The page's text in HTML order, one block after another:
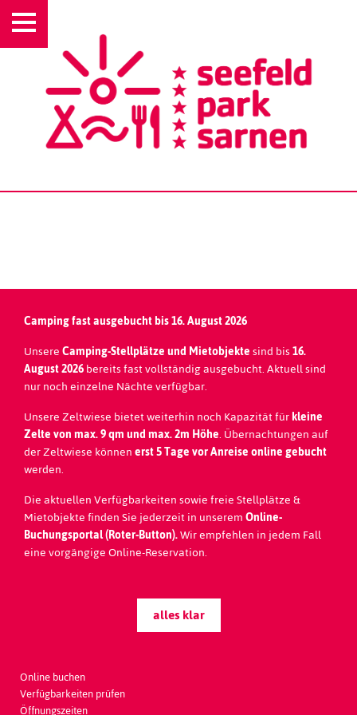
Camping fast ausgebucht bis 16. August 2026
UnsereCamping-Stellplätze undMietobjektesind bis16.
August 2026bereits fast vollständig ausgebucht. Aktuell sind
nur noch einzelne Nächte verfügbar.
Unsere Zeltwiese bietet weiterhin noch Kapazität fürkleine
Zelte von max. 9 qm und max. 2m Höhe. Übernachtungen auf
der Zeltwiese könnenerst 5 Tage vor Anreise online gebucht
werden.
Die aktuellen Verfügbarkeiten sowie freie Stellplätze &
Mietobjekte finden Sie jederzeit in unseremOnline-
Buchungsportal (Roter-Button).Wir empfehlen in jedem Fall
eine vorgängige Online-Reservation.
alles klar
KATRIN HEILINGBRUNNER
Seefeld Park Sarnen
Seestrasse 20
Online buchen
Verfügbarkeiten prüfen
Öffnungszeiten